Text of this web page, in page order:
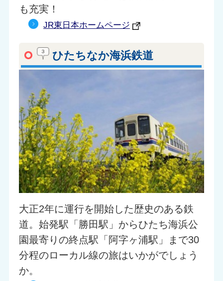
も充実！
JR東日本ホームページ
ひたちなか海浜鉄道
大正2年に運行を開始した歴史のある鉄
道。始発駅「勝田駅」からひたち海浜公
園最寄りの終点駅「阿字ヶ浦駅」まで30
分程のローカル線の旅はいかがでしょう
か。